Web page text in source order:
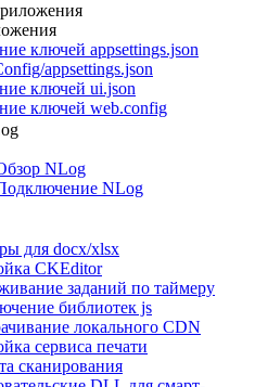
ключей appsettings.json
appsettings.json
ключей ui.json
ключей web.config
NLog
NLog
для docx/xlsx
CKEditor
заданий по таймеру
библиотек js
локального CDN
сервиса печати
сканирования